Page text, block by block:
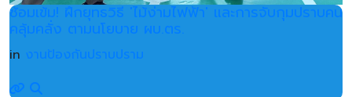
ซ้อมเข้ม! ฝึกยุทธวิธี 'ไม้ง่ามไฟฟ้า' และการจับกุมปราบคน
คลุ้มคลั่ง ตามนโยบาย ผบ.ตร.
in งานป้องกันปราบปราม